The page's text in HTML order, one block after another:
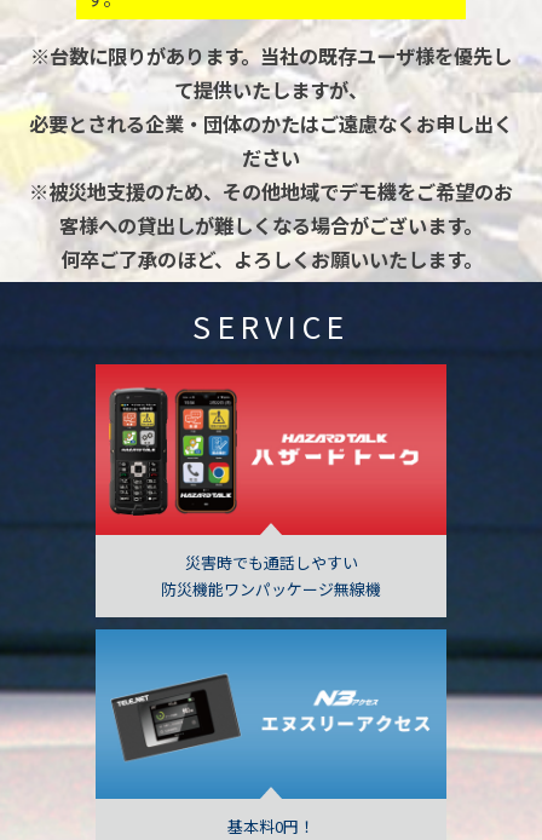
※台数に限りがあります。 当社の既存ユーザ様を優先し
て提供いたしますが、
必要とされる企業・団体のかたはご遠慮なくお申し出く
ださい
※被災地支援のため、その他地域でデモ機をご希望のお
客様への貸出しが難しくなる場合がございます。
何卒ご了承のほど、よろしくお願いいたします。
SERVICE
災害時でも通話しやすい
防災機能ワンパッケージ無線機
基本料0円！